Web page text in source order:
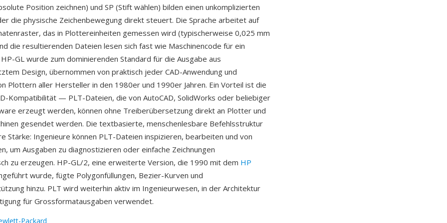
Position zeichnen) und SP (Stift wählen) bilden einen unkomplizierten
die physische Zeichenbewegung direkt steuert. Die Sprache arbeitet auf
das in Plottereinheiten gemessen wird (typischerweise 0,025 mm
die resultierenden Dateien lesen sich fast wie Maschinencode für ein
GL wurde zum dominierenden Standard für die Ausgabe aus
Design, übernommen von praktisch jeder CAD-Anwendung und
Plottern aller Hersteller in den 1980er und 1990er Jahren. Ein Vorteil ist die
Kompatibilität — PLT-Dateien, die von AutoCAD, SolidWorks oder beliebiger
erzeugt werden, können ohne Treiberübersetzung direkt an Plotter und
gesendet werden. Die textbasierte, menschenlesbare Befehlsstruktur
Stärke: Ingenieure können PLT-Dateien inspizieren, bearbeiten und von
um Ausgaben zu diagnostizieren oder einfache Zeichnungen
zu erzeugen. HP-GL/2, eine erweiterte Version, die 1990 mit dem HP
wurde, fügte Polygonfüllungen, Bezier-Kurven und
hinzu. PLT wird weiterhin aktiv im Ingenieurwesen, in der Architektur
für Grossformatausgaben verwendet.
Packard